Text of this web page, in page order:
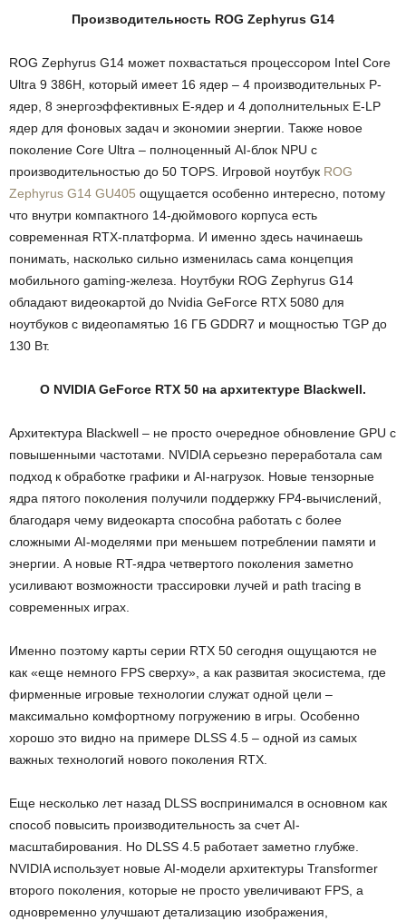
Производительность ROG Zephyrus G14
ROG Zephyrus G14 может похвастаться процессором Intel Core
Ultra 9 386H, который имеет 16 ядер – 4 производительных P-
ядер, 8 энергоэффективных E-ядер и 4 дополнительных E-LP
ядер для фоновых задач и экономии энергии. Также новое
поколение Core Ultra – полноценный AI-блок NPU с
производительностью до 50 TOPS. Игровой ноутбук ROG
Zephyrus G14 GU405 ощущается особенно интересно, потому
что внутри компактного 14-дюймового корпуса есть
современная RTX-платформа. И именно здесь начинаешь
понимать, насколько сильно изменилась сама концепция
мобильного gaming-железа. Ноутбуки ROG Zephyrus G14
обладают видеокартой до Nvidia GeForce RTX 5080 для
ноутбуков с видеопамятью 16 ГБ GDDR7 и мощностью TGP до
130 Вт.
О NVIDIA GeForce RTX 50 на архитектуре Blackwell.
Архитектура Blackwell – не просто очередное обновление GPU с
повышенными частотами. NVIDIA серьезно переработала сам
подход к обработке графики и AI-нагрузок. Новые тензорные
ядра пятого поколения получили поддержку FP4-вычислений,
благодаря чему видеокарта способна работать с более
сложными AI-моделями при меньшем потреблении памяти и
энергии. А новые RT-ядра четвертого поколения заметно
усиливают возможности трассировки лучей и path tracing в
современных играх.
Именно поэтому карты серии RTX 50 сегодня ощущаются не
как «еще немного FPS сверху», а как развитая экосистема, где
фирменные игровые технологии служат одной цели –
максимально комфортному погружению в игры. Особенно
хорошо это видно на примере DLSS 4.5 – одной из самых
важных технологий нового поколения RTX.
Еще несколько лет назад DLSS воспринимался в основном как
способ повысить производительность за счет AI-
масштабирования. Но DLSS 4.5 работает заметно глубже.
NVIDIA использует новые AI-модели архитектуры Transformer
второго поколения, которые не просто увеличивают FPS, а
одновременно улучшают детализацию изображения,